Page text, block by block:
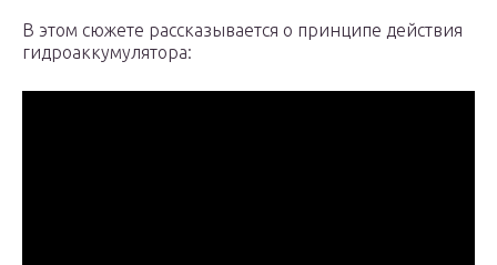
В этом сюжете рассказывается о принципе действия
гидроаккумулятора: